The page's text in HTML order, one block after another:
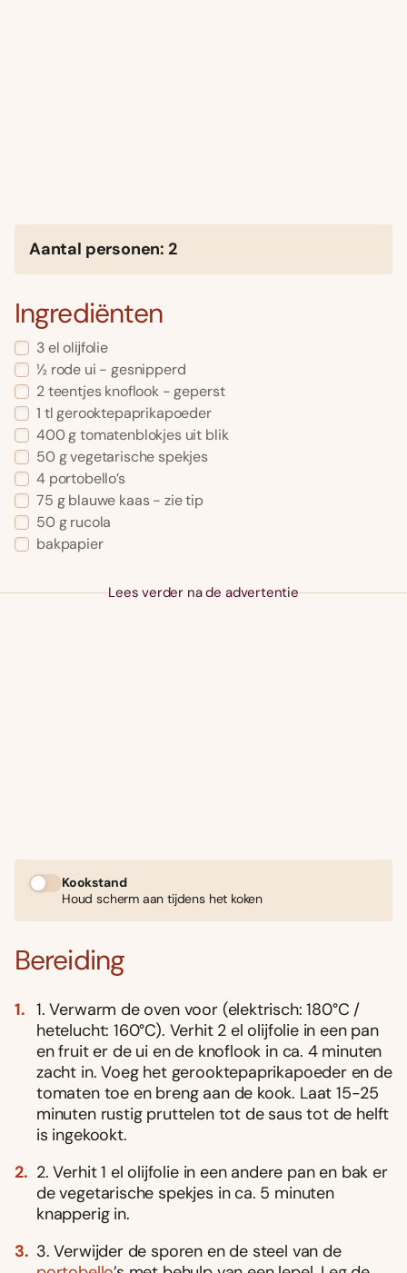
Aantal personen: 2
Ingrediënten
3 el olĳfolie
½ rode ui - gesnipperd
2 teentjes knoflook - geperst
1 tl gerooktepaprikapoeder
400 g tomatenblokjes uit blik
50 g vegetarische spekjes
4 portobello’s
75 g blauwe kaas - zie tip
50 g rucola
bakpapier
Lees verder na de advertentie
Kookstand
Houd scherm aan tijdens het koken
Bereiding
1. Verwarm de oven voor (elektrisch: 180°C /
hetelucht: 160°C). Verhit 2 el olijfolie in een pan
en fruit er de ui en de knoflook in ca. 4 minuten
zacht in. Voeg het gerooktepaprikapoeder en de
tomaten toe en breng aan de kook. Laat 15-25
minuten rustig pruttelen tot de saus tot de helft
is ingekookt.
2. Verhit 1 el olijfolie in een andere pan en bak er
de vegetarische spekjes in ca. 5 minuten
knapperig in.
3. Verwijder de sporen en de steel van de